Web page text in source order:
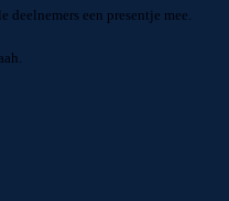
een presentje mee.